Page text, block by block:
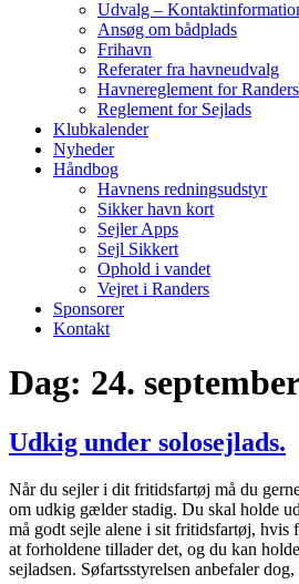
Udvalg –
Ansøg om bådplads
Frihavn
Referater fra havneudvalg
Havnereglement for
Reglement for Sejlads
Klubkalender
Nyheder
Håndbog
Havnens redningsudstyr
Sikker havn kort
Sejler Apps
Sejl Sikkert
Ophold i vandet
Vejret i Randers
Sponsorer
Kontakt
Dag: 24.
Udkig under solosejlads.
Når du sejler i dit fritidsfartøj må du
om udkig gælder stadig. Du skal holde
må godt sejle alene i sit fritidsfartøj, hvis
at forholdene tillader det, og du kan
sejladsen. Søfartsstyrelsen anbefaler